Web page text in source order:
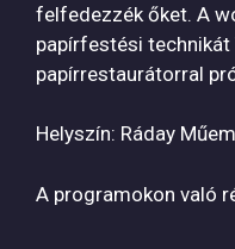
felfedezzék őket. A
papírfestési technikát
papírrestaurátorral
Helyszín: Ráday
A programokon való